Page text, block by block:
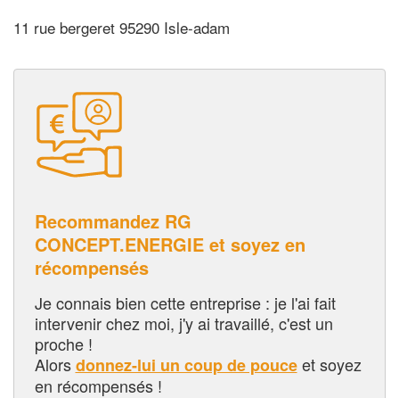
11 rue bergeret 95290 Isle-adam
Recommandez RG
CONCEPT.ENERGIE et soyez en
récompensés
Je connais bien cette entreprise : je l'ai fait
intervenir chez moi, j'y ai travaillé, c'est un
proche !
Alorsdonnez-lui un coup de pouceet soyez
en récompensés !